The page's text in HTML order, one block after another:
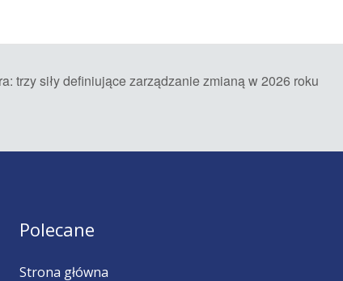
trzy siły definiujące zarządzanie zmianą w 2026 roku
Polecane
Strona główna